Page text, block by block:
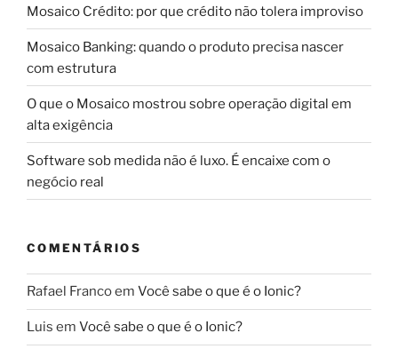
Mosaico Crédito: por que crédito não tolera improviso
Mosaico Banking: quando o produto precisa nascer
com estrutura
O que o Mosaico mostrou sobre operação digital em
alta exigência
Software sob medida não é luxo. É encaixe com o
negócio real
COMENTÁRIOS
Rafael Francoem Você sabe o que é o Ionic?
Luis em Você sabe o que é o Ionic?